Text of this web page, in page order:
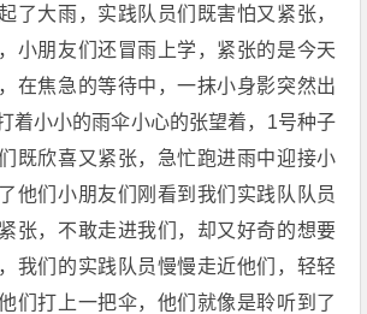
了大雨，实践队员们既害怕又紧张，
小朋友们还冒雨上学，紧张的是今天
在焦急的等待中，一抹小身影突然出
着小小的雨伞小心的张望着，1号种子
既欣喜又紧张，急忙跑进雨中迎接小
他们小朋友们刚看到我们实践队队员
张，不敢走进我们，却又好奇的想要
我们的实践队员慢慢走近他们，轻轻
们打上一把伞，他们就像是聆听到了